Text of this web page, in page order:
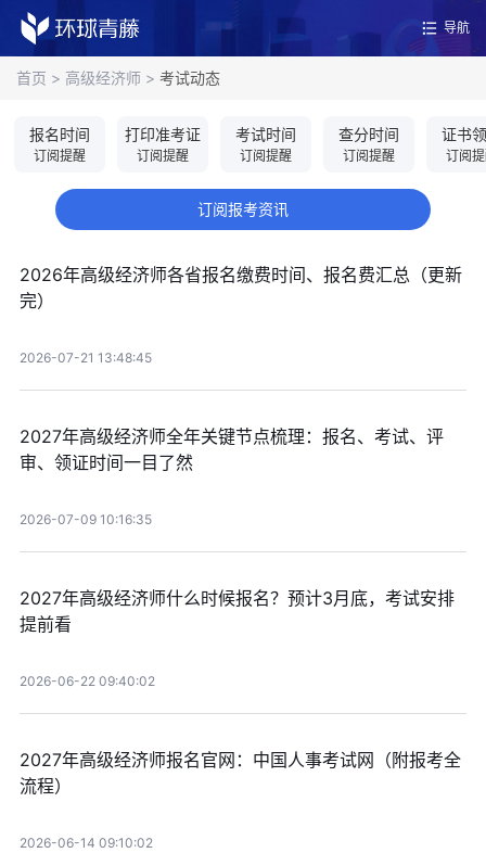
导航
首页 > 高级经济师 > 考试动态
报名时间
订阅提醒
打印准考证
订阅提醒
考试时间
订阅提醒
查分时间
订阅提醒
证书
订阅
订阅报考资讯
2026年高级经济师各省报名缴费时间、报名费汇总（更新
完）
2026-07-21 13:48:45
2027年高级经济师全年关键节点梳理：报名、考试、评
审、领证时间一目了然
2026-07-09 10:16:35
2027年高级经济师什么时候报名？预计3月底，考试安排
提前看
2026-06-22 09:40:02
2027年高级经济师报名官网：中国人事考试网（附报考全
流程）
2026-06-14 09:10:02